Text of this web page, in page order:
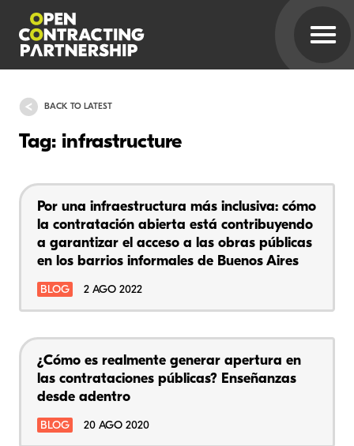
BACK TO LATEST
Tag: infrastructure
Por una infraestructura más inclusiva: cómo
la contratación abierta está contribuyendo
a garantizar el acceso a las obras públicas
en los barrios informales de Buenos Aires
BLOG 2 AGO 2022
¿Cómo es realmente generar apertura en
las contrataciones públicas? Enseñanzas
desde adentro
BLOG 20 AGO 2020